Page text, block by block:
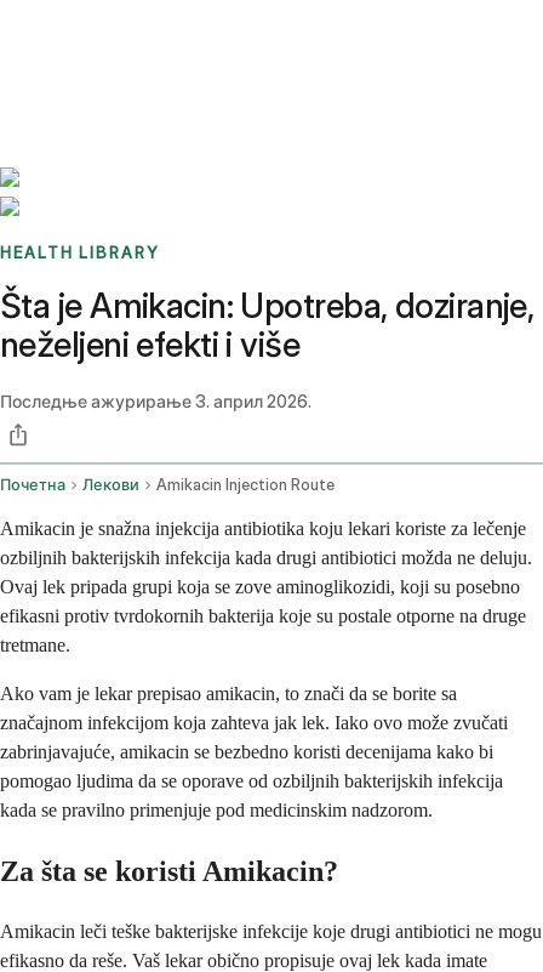
HEALTH LIBRARY
Šta je Amikacin: Upotreba, doziranje,
neželjeni efekti i više
Последње ажурирање3. април 2026.
Почетна Лекови Amikacin Injection Route
Amikacin je snažna injekcija antibiotika koju lekari koriste za lečenje
ozbiljnih bakterijskih infekcija kada drugi antibiotici možda ne deluju.
Ovaj lek pripada grupi koja se zove aminoglikozidi, koji su posebno
efikasni protiv tvrdokornih bakterija koje su postale otporne na druge
tretmane.
Ako vam je lekar prepisao amikacin, to znači da se borite sa
značajnom infekcijom koja zahteva jak lek. Iako ovo može zvučati
zabrinjavajuće, amikacin se bezbedno koristi decenijama kako bi
pomogao ljudima da se oporave od ozbiljnih bakterijskih infekcija
kada se pravilno primenjuje pod medicinskim nadzorom.
Za šta se koristi Amikacin?
Amikacin leči teške bakterijske infekcije koje drugi antibiotici ne mogu
efikasno da reše. Vaš lekar obično propisuje ovaj lek kada imate